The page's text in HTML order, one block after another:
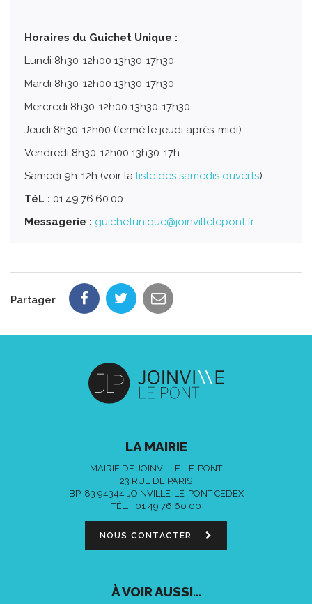
Horaires du Guichet Unique :
Lundi 8h30-12h00 13h30-17h30
Mardi 8h30-12h00 13h30-17h30
Mercredi 8h30-12h00 13h30-17h30
Jeudi 8h30-12h00 (fermé le jeudi après-midi)
Vendredi 8h30-12h00 13h30-17h
Samedi 9h-12h (voir la liste des samedis ouverts)
Tél. : 01.49.76.60.00
Messagerie : guichetunique@joinvillelepont.fr
Partager
LA MAIRIE
MAIRIE DE JOINVILLE-LE-PONT
23 RUE DE PARIS
BP. 83 94344 JOINVILLE-LE-PONT CEDEX
TÉL. : 01 49 76 60 00
NOUS CONTACTER
À VOIR AUSSI...